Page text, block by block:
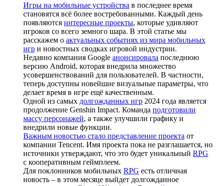
Игры на мобильные устройства в последнее время
становятся всё более востребованными. Каждый день
появляются интересные проекты, которые удивляют
игроков со всего земного шара. В этой статье мы
расскажем о актуальных событиях из мира мобильных
игр и новостных сводках игровой индустрии.
Недавно компания Google анонсировала последнюю
версию Android, которая внедрила множество
усовершенствований для пользователей. В частности,
теперь доступны новейшие визуальные параметры, что
делает время в игре ещё качественным.
Одной из самых долгожданных игр 2024 года является
продолжение Genshin Impact. Команда подготовили
массу персонажей, а также улучшили графику и
внедрили новые функции.
Важным новостью стало представление проекта от
компании Tencent. Имя проекта пока не разглашается, но
источники утверждают, что это будет уникальный RPG
с кооперативным геймплеем.
Для поклонников мобильных RPG есть отличная
новость – в этом месяце выйдет долгожданное